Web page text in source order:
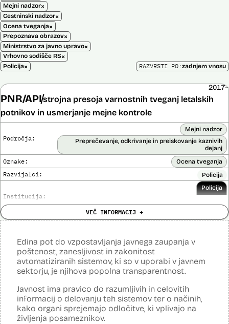
Mejni nadzor×
Cestninski nadzor×
Ocena tveganja×
Prepoznava obrazov×
Ministrstvo za javno upravo×
Vrhovno sodišče RS×
Policija× RAZVRSTI PO:zadnjem vnosu
PNR/APIstrojna presoja varnostnih tveganj letalskih
potnikov in usmerjanje mejne kontrole
2017–
Področja:
Mejni nadzor
Preprečevanje, odkrivanje in preiskovanje kaznivih
dejanj
Oznake: Ocena tveganja
Razvijalci: Policija
Institucija:
Policija
Cena: Neznana ?
Analiza učinka na osebne podatke opravljena:
Posodobljeno: 3. december 2024
Sistem avtomatizirano zbira, obdeluje, presoja varnostna tveganja ter
evidence potnikov iz sistema rezervacij letalskih vozovnic. Po
avtomatiziranem preverjanju podatkov PNR (Passenger Name
Record) in API (Advanced Passenger Information) v primeru ujemanja
v evidencah policije, SIS in Interpola poda rezultat v obliki "zadetek oz.
VEČ INFORMACIJ +
Edina pot do vzpostavljanja javnega zaupanja v
poštenost, zanesljivost in zakonitost
avtomatiziranih sistemov, ki so v uporabi v javnem
sektorju, je njihova popolna transparentnost.
Javnost ima pravico do razumljivih in celovitih
informacij o delovanju teh sistemov ter o načinih,
kako organi sprejemajo odločitve, ki vplivajo na
življenja posameznikov.